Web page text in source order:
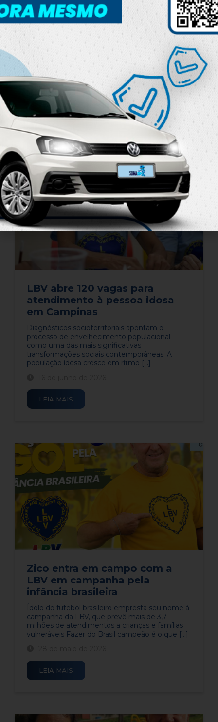
Artificial nas escolas é o tema
central da 31ª edição do
Congresso Internacional de
Educação da LBV
​​​​A Legião da Boa Vontade (LBV) promove o seu
31º Congresso Internacional de Educação, um
dos eventos mais aguardados da área, que se
inspira na proposta de Educação com [...]
25 de junho de 2026
LEIA MAIS
LBV abre 120 vagas para
atendimento à pessoa idosa
em Campinas
Diagnósticos socioterritoriais apontam o
processo de envelhecimento populacional
como uma das mais significativas
transformações sociais contemporâneas. A
população idosa cresce em ritmo [...]
LEIA MAIS
Zico entra em campo com a
LBV em campanha pela
infância brasileira
​​Ídolo do futebol brasileiro empresta seu nome à
campanha da LBV, que prevê mais de 3,7
milhões de atendimentos a crianças e famílias
vulneráveis​ Fazer do Brasil campeão é o que [...]
LEIA MAIS